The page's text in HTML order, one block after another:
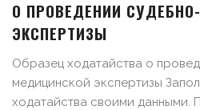
О ПРОВЕДЕНИИ
ЭКСПЕРТИЗЫ
Образец ходатайства о
медицинской экспертизы
ходатайства своими данными.